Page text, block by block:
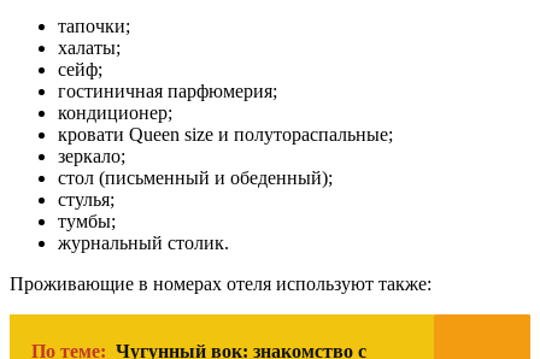
тапочки;
халаты;
сейф;
гостиничная парфюмерия;
кондиционер;
кровати Queen size и полутораспальные;
зеркало;
стол (письменный и обеденный);
стулья;
тумбы;
журнальный столик.
Проживающие в номерах отеля используют также:
По теме: Чугунный вок: знакомство с